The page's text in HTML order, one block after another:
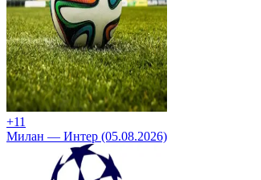
+11
Милан — Интер (05.08.2026)